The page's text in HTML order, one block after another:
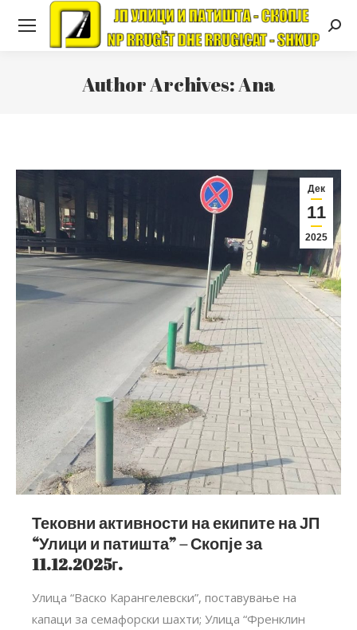
Author Archives:Ana
Дек
11
2025
Тековни активности на екипите на ЈП
“Улици и патишта” – Скопје за
11.12.2025г.
Улица “Васко Карангелевски”, поставување на
капаци за семафорски шахти; Улица “Френклин